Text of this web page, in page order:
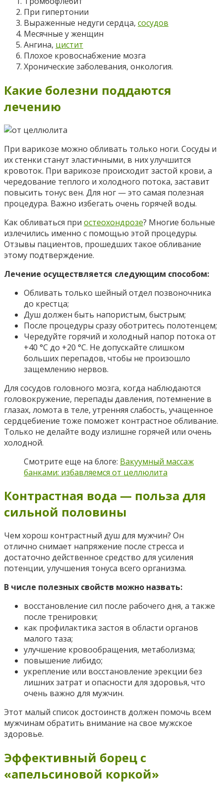
При гипертонии
Выраженные недуги сердца, сосудов
Месячные у женщин
Ангина, цистит
Плохое кровоснабжение мозга
Хронические заболевания, онкология.
Какие болезни поддаются
лечению
При варикозе можно обливать только ноги. Сосуды и
их стенки станут эластичными, в них улучшится
кровоток. При варикозе происходит застой крови, а
чередование теплого и холодного потока, заставит
повысить тонус вен. Для ног — это самая полезная
процедура. Важно избегать очень горячей воды.
Как обливаться при остеохондрозе? Многие больные
излечились именно с помощью этой процедуры.
Отзывы пациентов, прошедших такое обливание
этому подтверждение.
Лечение осуществляется следующим способом:
Обливать только шейный отдел позвоночника
до крестца;
Душ должен быть напористым, быстрым;
После процедуры сразу оботритесь полотенцем;
Чередуйте горячий и холодный напор потока от
+40 °С до +20 °С. Не допускайте слишком
больших перепадов, чтобы не произошло
защемлению нервов.
Для сосудов головного мозга, когда наблюдаются
головокружение, перепады давления, потемнение в
глазах, ломота в теле, утренняя слабость, учащенное
сердцебиение тоже поможет контрастное обливание.
Только не делайте воду излишне горячей или очень
холодной.
Смотрите еще на блоге: Вакуумный массаж
банками: избавляемся от целлюлита
Контрастная вода — польза для
сильной половины
Чем хорош контрастный душ для мужчин? Он
отлично снимает напряжение после стресса и
достаточно действенное средство для усиления
потенции, улучшения тонуса всего организма.
В числе полезных свойств можно назвать:
восстановление сил после рабочего дня, а также
после тренировки;
как профилактика застоя в области органов
малого таза;
улучшение кровообращения, метаболизма;
повышение либидо;
укрепление или восстановление эрекции без
лишних затрат и опасности для здоровья, что
очень важно для мужчин.
Этот малый список достоинств должен помочь всем
мужчинам обратить внимание на свое мужское
здоровье.
Эффективный борец с
«апельсиновой коркой»